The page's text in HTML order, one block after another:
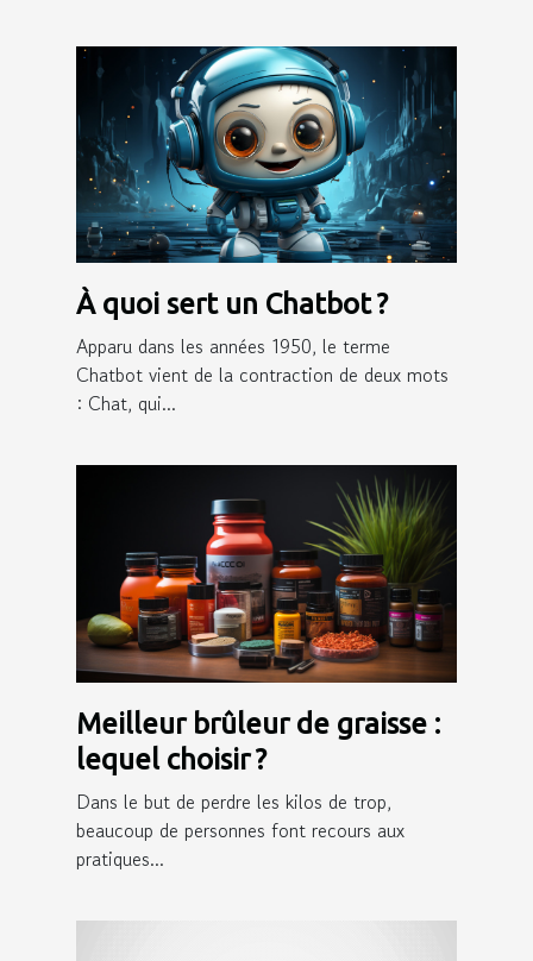
À quoi sert un Chatbot ?
Apparu dans les années 1950, le terme
Chatbot vient de la contraction de deux mots
: Chat, qui...
Meilleur brûleur de graisse :
lequel choisir ?
Dans le but de perdre les kilos de trop,
beaucoup de personnes font recours aux
pratiques...